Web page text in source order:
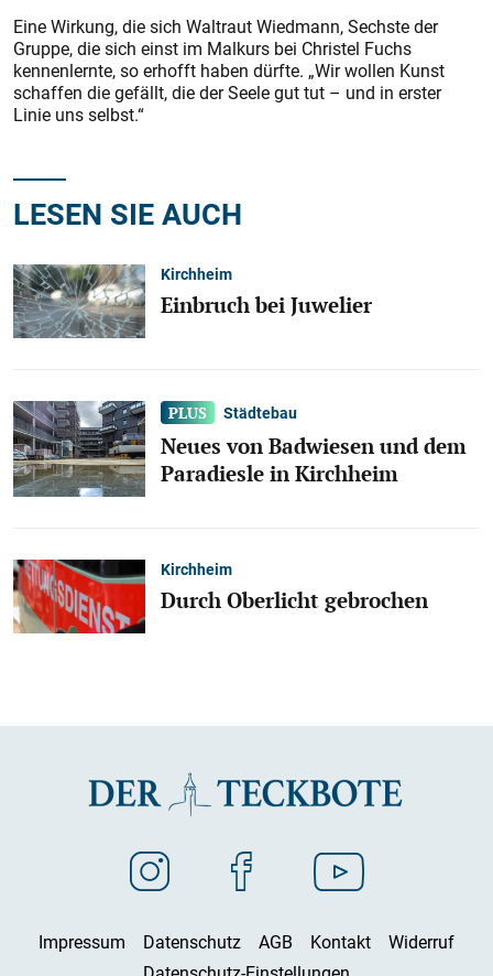
Eine Wirkung, die sich Waltraut Wiedmann, Sechste der
Gruppe, die sich einst im Malkurs bei Christel Fuchs
kennenlernte, so erhofft haben dürfte. „Wir wollen Kunst
schaffen die gefällt, die der Seele gut tut – und in erster
Linie uns selbst.“
LESEN SIE AUCH
Kirchheim
Einbruch bei Juwelier
Städtebau
Neues von Badwiesen und dem
Paradiesle in Kirchheim
Kirchheim
Durch Oberlicht gebrochen
Impressum Datenschutz AGB Kontakt
Widerruf